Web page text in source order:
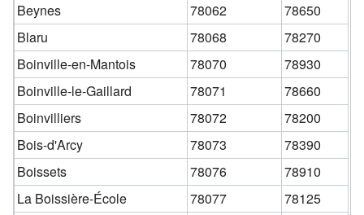
Beynes
78062
78650
Blaru
78068
78270
Boinville-en-Mantois
78070
78930
Boinville-le-Gaillard
78071
78660
Boinvilliers
78072
78200
Bois-d'Arcy
78073
78390
Boissets
78076
78910
La Boissière-École
78077
78125